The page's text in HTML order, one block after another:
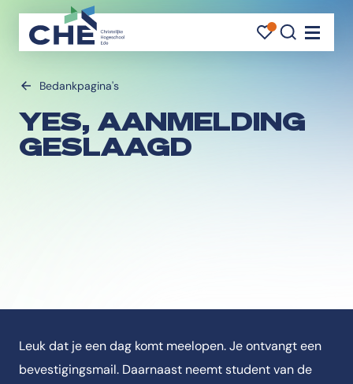
Bedankpagina's
YES, AANMELDING
GESLAAGD
Leuk dat je een dag komt meelopen. Je ontvangt een
bevestigingsmail. Daarnaast neemt student van de